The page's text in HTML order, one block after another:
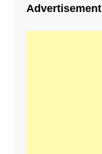
Advertisement